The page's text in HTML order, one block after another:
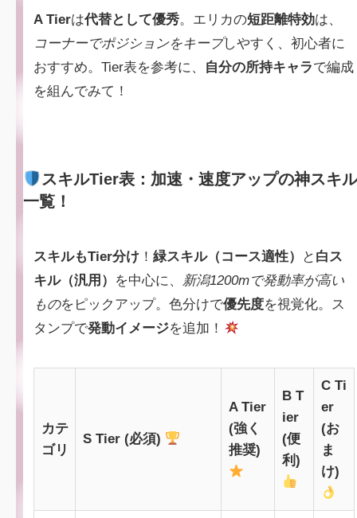
A Tierは代替として優秀。エリカの短距離特効は、
コーナーでポジションをキープしやすく、初心者に
おすすめ。Tier表を参考に、 自分の所持キャラで編成
を組んでみて！
スキルTier表：加速・速度アップの神スキ
一覧！
スキルもTier分け ！緑スキル（コース適性） と 白ス
キル（汎用） を中心に、 新潟1200mで発動率が高い
ものをピックアップ。色分けで優先度を視覚化。ス
タンプで発動イメージを追加！
カテ
ゴリ
S Tier (必須)
A Tier
(強く
推奨)
B T
ier
(便
利)
C Ti
er
(お
ま
け)